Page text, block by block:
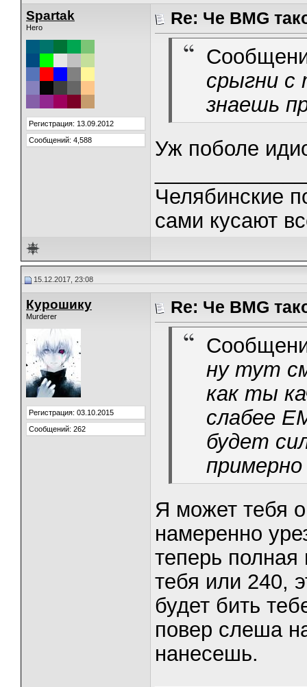
Spartak
Hero
Регистрация: 13.09.2012
Сообщений: 4,588
Re: Че BMG
срыгни с
знаешь
Уж поболе
Челябинские
сами кусают
15.12.2017, 23:08
Курошику
Murderer
Регистрация: 03.10.2015
Сообщений: 262
Re: Че BMG
ну тут
как ты
слабее
будет
примерно
Я может тебя
намеренно
теперь полная
тебя или 240,
будет бить
повер слеша
нанесешь.